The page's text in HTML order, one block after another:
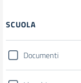
SCUOLA
Documenti